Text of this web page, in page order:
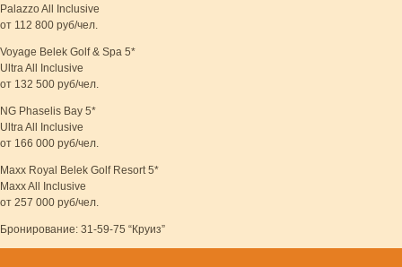
Palazzo All Inclusive
от 112 800 руб/чел.
Voyage Belek Golf & Spa 5*
Ultra All Inclusive
от 132 500 руб/чел.
NG Phaselis Bay 5*
Ultra All Inclusive
от 166 000 руб/чел.
Maxx Royal Belek Golf Resort 5*
Maxx All Inclusive
от 257 000 руб/чел.
Бронирование: 31-59-75 “Круиз”